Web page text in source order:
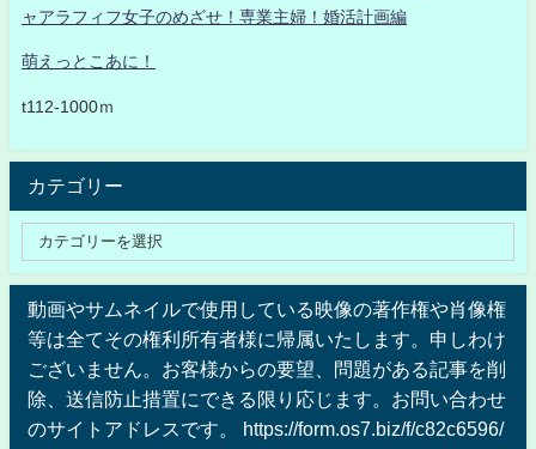
ャアラフィフ女子のめざせ！専業主婦！婚活計画編
萌えっとこあに！
t112-1000ｍ
カテゴリー
動画やサムネイルで使用している映像の著作権や肖像権
等は全てその権利所有者様に帰属いたします。申しわけ
ございません。お客様からの要望、問題がある記事を削
除、送信防止措置にできる限り応じます。お問い合わせ
のサイトアドレスです。 https://form.os7.biz/f/c82c6596/